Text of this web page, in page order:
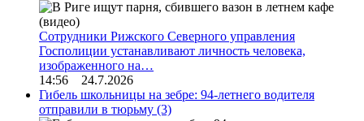
Сотрудники Рижского Северного управления
Госполиции устанавливают личность человека,
изображенного на…
14:56 24.7.2026
Гибель школьницы на зебре: 94-летнего водителя
отправили в тюрьму (3)